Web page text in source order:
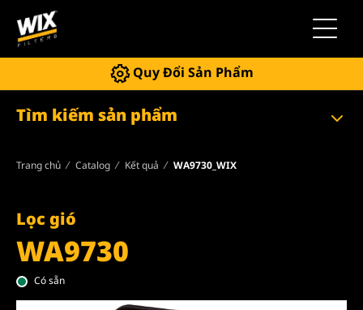
Quy Đổi Sản Phẩm
Tìm kiếm sản phẩm
Trang chủ Catalog Kết quả WA9730_WIX
Lọc gió
WA9730
Có sẵn